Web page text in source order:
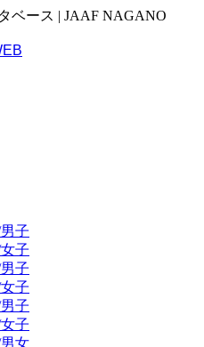
ベース | JAAF NAGANO
子
子
子
子
子
子
女